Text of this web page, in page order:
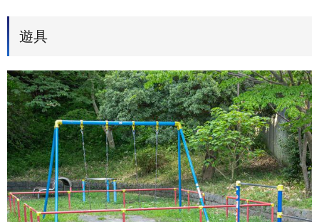
遊具